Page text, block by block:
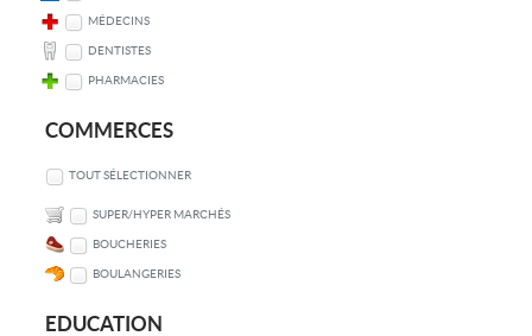
MÉDECINS
DENTISTES
PHARMACIES
COMMERCES
TOUT SÉLECTIONNER
SUPER/HYPER MARCHÉS
BOUCHERIES
BOULANGERIES
EDUCATION